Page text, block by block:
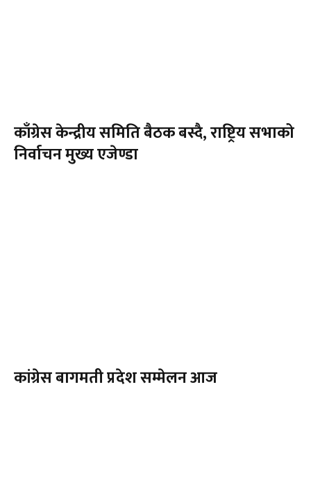
काँग्रेस केन्द्रीय समिति बैठक बस्दै, राष्ट्रिय सभाको
निर्वाचन मुख्य एजेण्डा
कांग्रेस बागमती प्रदेश सम्मेलन आज